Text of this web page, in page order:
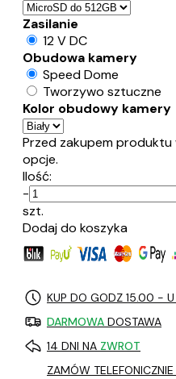
Zasilanie
12 V DC
Obudowa kamery
Speed Dome
Tworzywo sztuczne
Kolor obudowy kamery
Przed zakupem
opcje.
Ilość:
-
szt.
Dodaj do koszyka
KUP DO GODZ 15.00 - U
DARMOWA DOSTAWA
14 DNI NA ZWROT
ZAMÓW TELEFONICZNIE